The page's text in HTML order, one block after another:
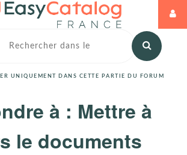
UNIQUEMENT DANS CETTE PARTIE DU FORUM
à : Mettre à
le documents